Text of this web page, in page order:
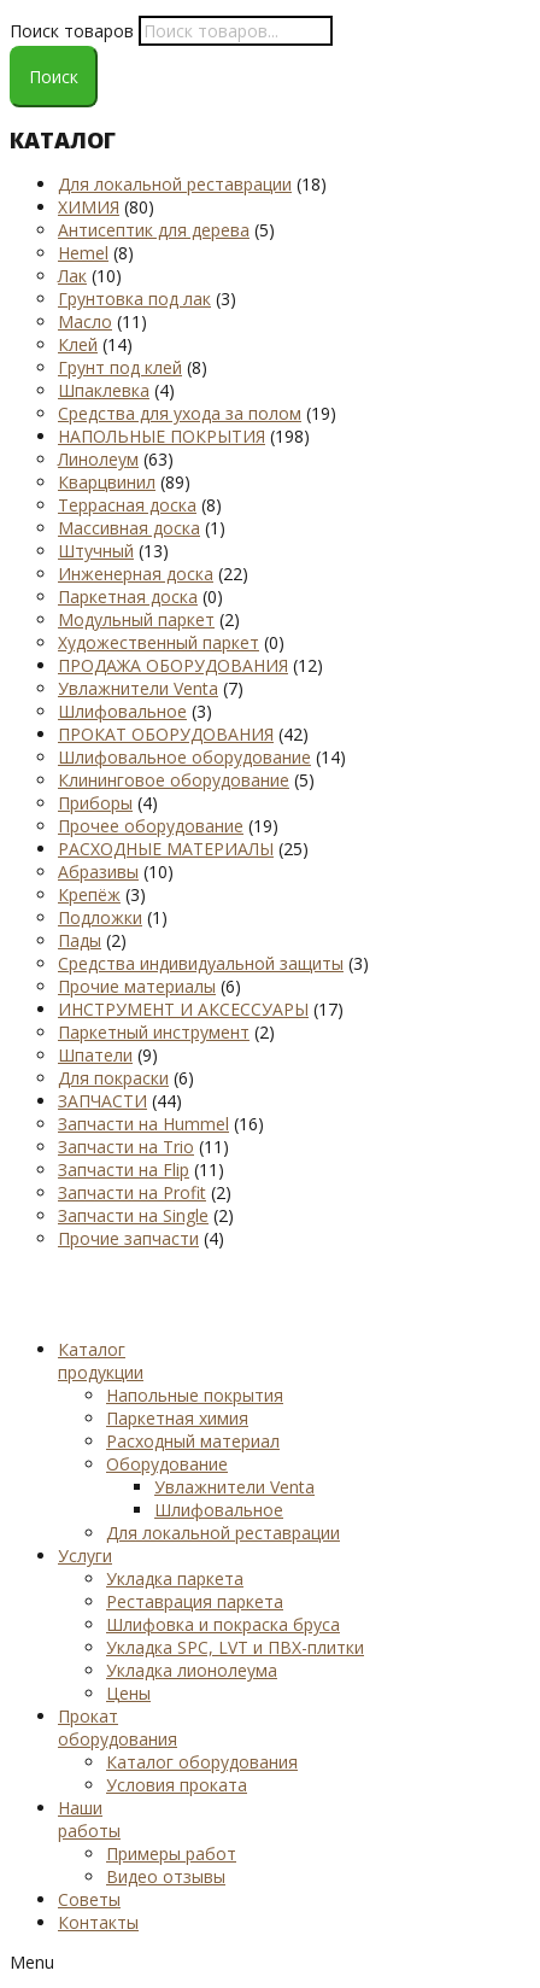
Поиск товаров
Поиск
КАТАЛОГ
Для локальной реставрации (18)
ХИМИЯ (80)
Антисептик для дерева (5)
Hemel (8)
Лак (10)
Грунтовка под лак (3)
Масло (11)
Клей (14)
Грунт под клей (8)
Шпаклевка (4)
Средства для ухода за полом (19)
НАПОЛЬНЫЕ ПОКРЫТИЯ (198)
Линолеум (63)
Кварцвинил (89)
Террасная доска (8)
Массивная доска (1)
Штучный (13)
Инженерная доска (22)
Паркетная доска (0)
Модульный паркет (2)
Художественный паркет (0)
ПРОДАЖА ОБОРУДОВАНИЯ (12)
Увлажнители Venta (7)
Шлифовальное (3)
ПРОКАТ ОБОРУДОВАНИЯ (42)
Шлифовальное оборудование (14)
Клининговое оборудование (5)
Приборы (4)
Прочее оборудование (19)
РАСХОДНЫЕ МАТЕРИАЛЫ (25)
Абразивы (10)
Крепёж (3)
Подложки (1)
Пады (2)
Средства индивидуальной защиты (3)
Прочие материалы (6)
ИНСТРУМЕНТ И АКСЕССУАРЫ (17)
Паркетный инструмент (2)
Шпатели (9)
Для покраски (6)
ЗАПЧАСТИ (44)
Запчасти на Hummel (16)
Запчасти на Trio (11)
Запчасти на Flip (11)
Запчасти на Profit (2)
Запчасти на Single (2)
Прочие запчасти (4)
Каталог
продукции
Напольные покрытия
Паркетная химия
Расходный материал
Оборудование
Увлажнители Venta
Шлифовальное
Для локальной реставрации
Услуги
Укладка паркета
Реставрация паркета
Шлифовка и покраска бруса
Укладка SPC, LVT и ПВХ-плитки
Укладка лионолеума
Цены
Прокат
оборудования
Каталог оборудования
Условия проката
Наши
работы
Примеры работ
Видео отзывы
Советы
Контакты
Menu